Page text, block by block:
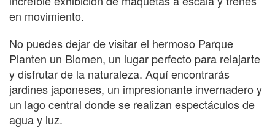
en movimiento.
No puedes dejar de visitar el hermoso Parque
Planten un Blomen, un lugar perfecto para relajarte
y disfrutar de la naturaleza. Aquí encontrarás
jardines japoneses, un impresionante invernadero y
un lago central donde se realizan espectáculos de
agua y luz.